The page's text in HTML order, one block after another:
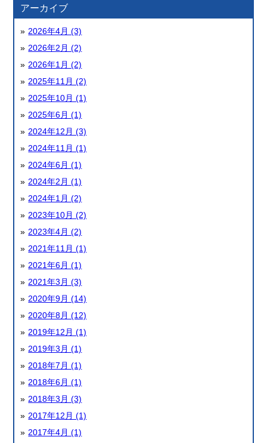
アーカイブ
2026年4月 (3)
2026年2月 (2)
2026年1月 (2)
2025年11月 (2)
2025年10月 (1)
2025年6月 (1)
2024年12月 (3)
2024年11月 (1)
2024年6月 (1)
2024年2月 (1)
2024年1月 (2)
2023年10月 (2)
2023年4月 (2)
2021年11月 (1)
2021年6月 (1)
2021年3月 (3)
2020年9月 (14)
2020年8月 (12)
2019年12月 (1)
2019年3月 (1)
2018年7月 (1)
2018年6月 (1)
2018年3月 (3)
2017年12月 (1)
2017年4月 (1)